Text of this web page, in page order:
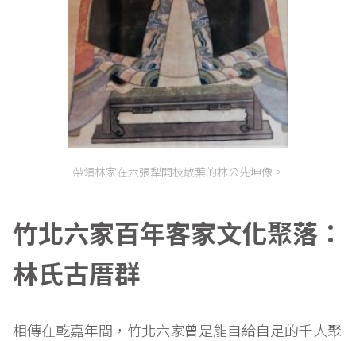
帶領林家在六張犁開枝散葉的林公先坤像。
竹北六家百年客家文化聚落：
林氏古厝群
相傳在乾嘉年間，竹北六家曾是能自給自足的千人聚